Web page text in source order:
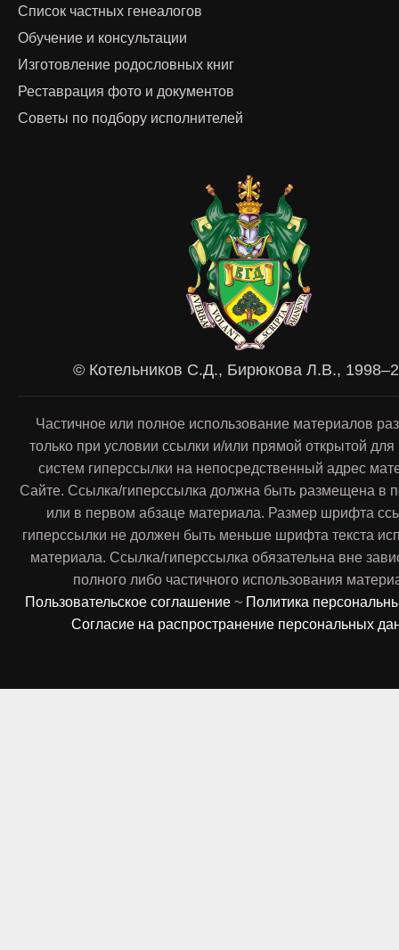
Список частных генеалогов
Обучение и консультации
Изготовление родословных книг
Реставрация фото и документов
Советы по подбору исполнителей
© Котельников С.Д., Бирюкова Л.В.,
Частичное или полное использование материалов
только при условии ссылки и/или прямой открытой
систем гиперссылки на непосредственный адрес
Сайте. Ссылка/гиперссылка должна быть размещена в
или в первом абзаце материала. Размер шрифта
гиперссылки не должен быть меньше шрифта текста
материала. Ссылка/гиперссылка обязательна вне
полного либо частичного использования
Пользовательское соглашение ~ Политика
Согласие на распространение персональных